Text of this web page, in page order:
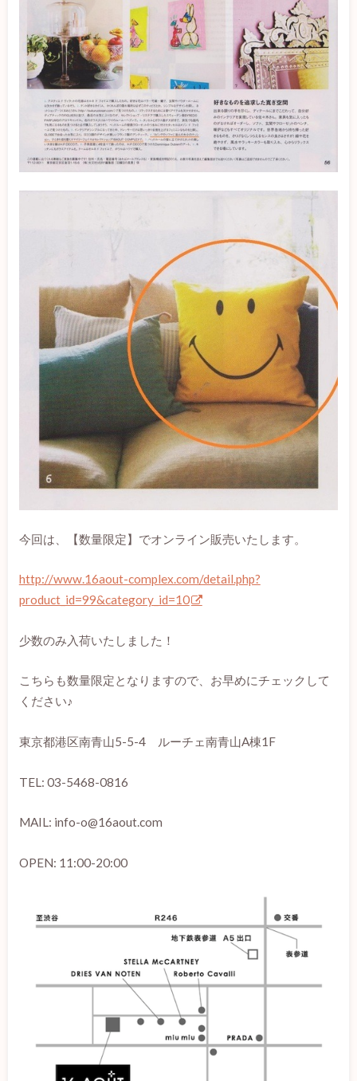
今回は、【数量限定】でオンライン販売いたします。
http://www.16aout-complex.com/detail.php?
product_id=99&category_id=10
少数のみ入荷いたしました！
こちらも数量限定となりますので、お早めにチェックして
ください♪
東京都港区南青山5-5-4 ルーチェ南青山A棟1F
TEL: 03-5468-0816
MAIL: info-o@16aout.com
OPEN: 11:00-20:00